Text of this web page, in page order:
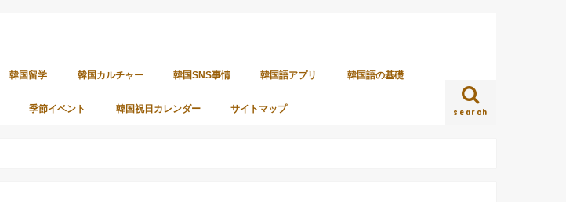
search
韓国留学 韓国カルチャー 韓国SNS事情 韓国語アプリ 韓国語の基礎
季節イベント 韓国祝日カレンダー サイトマップ